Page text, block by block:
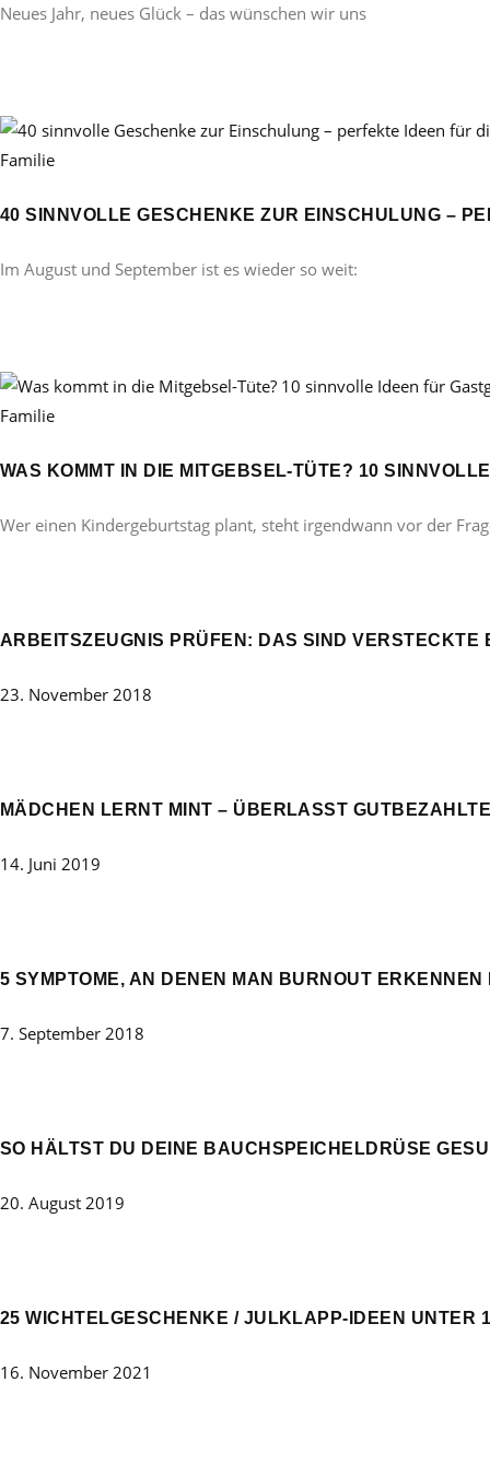
Neues Jahr, neues Glück – das wünschen wir uns
Familie
40 SINNVOLLE GESCHENKE ZUR EINSCHULUNG –
Im August und September ist es wieder so weit:
Familie
WAS KOMMT IN DIE MITGEBSEL-TÜTE? 10
Wer einen Kindergeburtstag plant, steht irgendwann vor der
ARBEITSZEUGNIS PRÜFEN: DAS SIND VERSTECKTE
23. November 2018
MÄDCHEN LERNT MINT – ÜBERLASST
14. Juni 2019
5 SYMPTOME, AN DENEN MAN BURNOUT ERKENNEN
7. September 2018
SO HÄLTST DU DEINE BAUCHSPEICHELDRÜSE
20. August 2019
25 WICHTELGESCHENKE / JULKLAPP-IDEEN UNTER
16. November 2021